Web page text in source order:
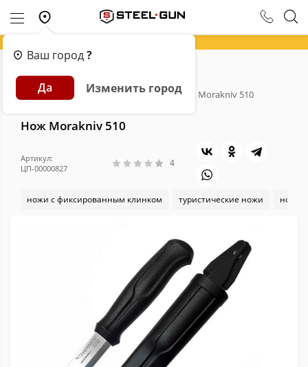
Ваш город?
Да Изменить город
Главная Каталог
Ножи с фиксированным клинком
Нож Morakniv 510
Нож Morakniv 510
Артикул:
ЦП-00000827
4
ножи с фиксированным клинком туристические ножи ножи